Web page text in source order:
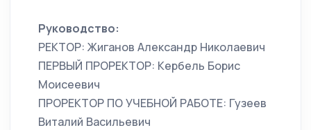
Руководство:
РЕКТОР: Жиганов Александр Николаевич
ПЕРВЫЙ ПРОРЕКТОР: Кербель Борис
Моисеевич
ПРОРЕКТОР ПО УЧЕБНОЙ РАБОТЕ: Гузеев
Виталий Васильевич